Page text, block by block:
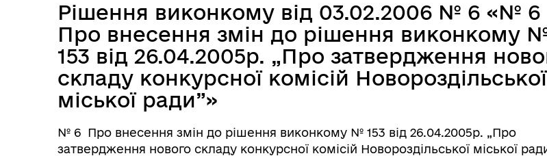
Рішення виконкому від 03.02.2006 № 6 «№ 6
Про внесення змін до рішення виконкому
153 від 26.04.2005р. „Про затвердження
складу конкурсної комісій Новороздільської
міської ради”»
№ 6 Про внесення змін до рішення виконкому № 153 від 26.04.2005р. „Про
затвердження нового складу конкурсної комісій Новороздільської міської